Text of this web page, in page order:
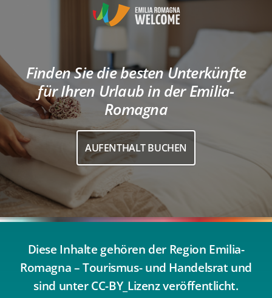
Finden Sie die besten Unterkünfte
für Ihren Urlaub in der Emilia-
Romagna
AUFENTHALT BUCHEN
Diese Inhalte gehören der Region Emilia-
Romagna – Tourismus- und Handelsrat und
sind unter CC-BY_Lizenz veröffentlicht.